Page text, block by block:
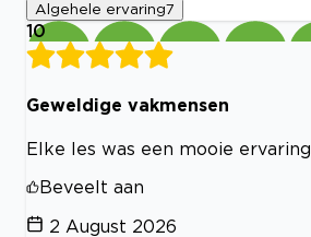
Algehele ervaring7
10
Geweldige vakmensen
Elke les was een mooie ervaring
Beveelt aan
2 August 2026